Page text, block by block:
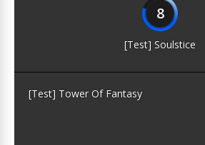
8
[Test] Soulstice
[Test] Tower Of Fantasy